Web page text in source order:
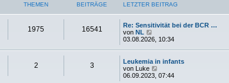
THEMEN BEITRÄGE LETZTER BEITRAG
1975 16541
Re: Sensitivität bei der BCR …
von NL
e
e
s
t
e
03.08.2026, 10:34
2 3
Leukemia in infants
von Luke
e
06.09.2023, 07:44